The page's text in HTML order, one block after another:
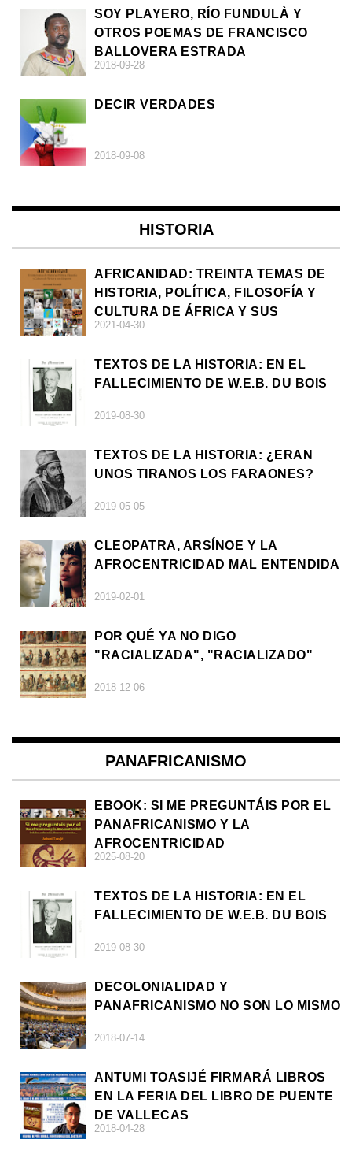
SOY PLAYERO, RÍO FUNDULÀ Y
OTROS POEMAS DE FRANCISCO
BALLOVERA ESTRADA
2018-09-28
DECIR VERDADES
2018-09-08
HISTORIA
AFRICANIDAD: TREINTA TEMAS DE
HISTORIA, POLÍTICA, FILOSOFÍA Y
CULTURA DE ÁFRICA Y SUS
DIÁSPORAS
2021-04-30
TEXTOS DE LA HISTORIA: EN EL
FALLECIMIENTO DE W.E.B. DU BOIS
2019-08-30
TEXTOS DE LA HISTORIA: ¿ERAN
UNOS TIRANOS LOS FARAONES?
2019-05-05
CLEOPATRA, ARSÍNOE Y LA
AFROCENTRICIDAD MAL ENTENDIDA
2019-02-01
POR QUÉ YA NO DIGO
"RACIALIZADA", "RACIALIZADO"
2018-12-06
PANAFRICANISMO
EBOOK: SI ME PREGUNTÁIS POR EL
PANAFRICANISMO Y LA
AFROCENTRICIDAD
2025-08-20
TEXTOS DE LA HISTORIA: EN EL
FALLECIMIENTO DE W.E.B. DU BOIS
2019-08-30
DECOLONIALIDAD Y
PANAFRICANISMO NO SON LO MISMO
2018-07-14
ANTUMI TOASIJÉ FIRMARÁ LIBROS
EN LA FERIA DEL LIBRO DE PUENTE
DE VALLECAS
2018-04-28